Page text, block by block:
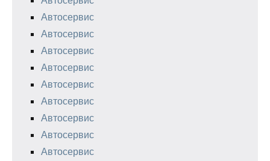
Автосервис
Автосервис
Автосервис
Автосервис
Автосервис
Автосервис
Автосервис
Автосервис
Автосервис